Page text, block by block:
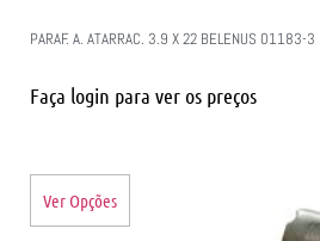
PARAF. A. ATARRAC. 3.9 X 22 BELENUS 01183-3
Faça login para ver os preços
Ver Opções